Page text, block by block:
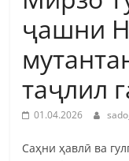
ҷашни
таҷлил
01.04.2026
Саҳни ҳавлӣ ва